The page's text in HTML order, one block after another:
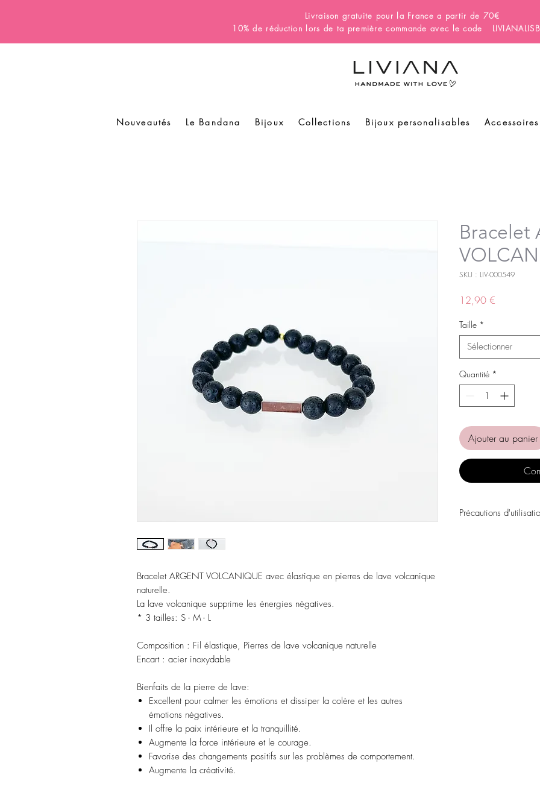
Livraison gratuite pour la France a partir de 70€
10% de réduction lors de ta première commande avec le code
Nouveautés Le Bandana Bijoux Collections Bijoux personalisables Accessoires
Bracelet ARGENT VOLCANIQUE avec élastique en pierres de lave volcanique
naturelle.
La lave volcanique supprime les énergies négatives.
* 3 tailles: S - M - L
Composition : Fil élastique, Pierres de lave volcanique naturelle
Encart : acier inoxydable
Bienfaits de la pierre de lave:
Excellent pour calmer les émotions et dissiper la colère et les autres
émotions négatives.
Il offre la paix intérieure et la tranquillité.
Augmente la force intérieure et le courage.
Favorise des changements positifs sur les problèmes de comportement.
Augmente la créativité.
Bracelet
SKU : LIV-000549
12,90 €
Taille *
Sélectionner
Quantité *
Ajouter au panier
Précautions